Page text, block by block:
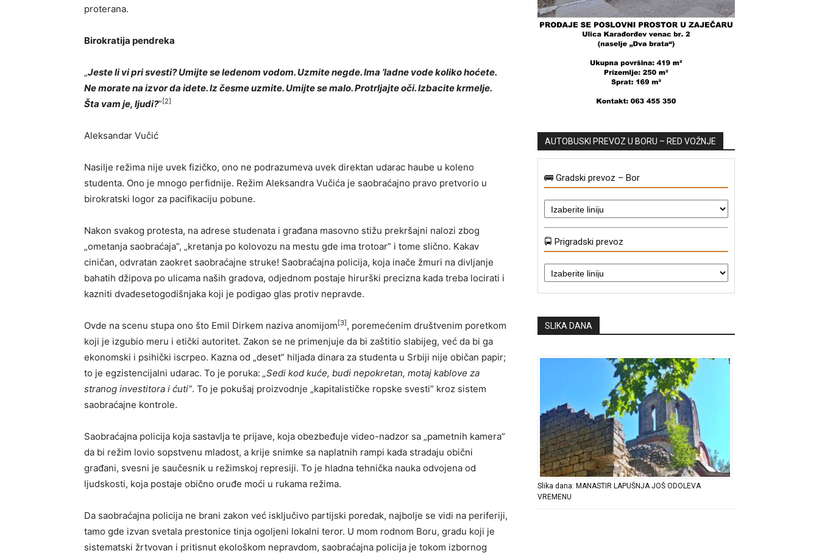
proterana.
Birokratija pendreka
„Jeste li vi pri svesti? Umijte se ledenom vodom. Uzmite negde. Ima ’ladne vode koliko hoćete.
Ne morate na izvor da idete. Iz česme uzmite. Umijte se malo. Protrljajte oči. Izbacite krmelje.
Šta vam je, ljudi?” [2]
Aleksandar Vučić
Nasilje režima nije uvek fizičko, ono ne podrazumeva uvek direktan udarac haube u koleno
studenta. Ono je mnogo perfidnije. Režim Aleksandra Vučića je saobraćajno pravo pretvorio u
birokratski logor za pacifikaciju pobune.
Nakon svakog protesta, na adrese studenata i građana masovno stižu prekršajni nalozi zbog
„ometanja saobraćaja”, „kretanja po kolovozu na mestu gde ima trotoar” i tome slično. Kakav
ciničan, odvratan zaokret saobraćajne struke! Saobraćajna policija, koja inače žmuri na divljanje
bahatih džipova po ulicama naših gradova, odjednom postaje hirurški precizna kada treba locirati i
kazniti dvadesetogodišnjaka koji je podigao glas protiv nepravde.
Ovde na scenu stupa ono što Emil Dirkem naziva anomijom [3] , poremećenim društvenim poretkom
koji je izgubio meru i etički autoritet. Zakon se ne primenjuje da bi zaštitio slabijeg, već da bi ga
ekonomski i psihički iscrpeo. Kazna od „deset” hiljada dinara za studenta u Srbiji nije običan papir;
to je egzistencijalni udarac. To je poruka: „Sedi kod kuće, budi nepokretan, motaj kablove za
stranog investitora i ćuti”. To je pokušaj proizvodnje „kapitalističke ropske svesti” kroz sistem
saobraćajne kontrole.
Saobraćajna policija koja sastavlja te prijave, koja obezbeđuje video-nadzor sa „pametnih kamera”
da bi režim lovio sopstvenu mladost, a krije snimke sa naplatnih rampi kada stradaju obični
građani, svesni je saučesnik u režimskoj represiji. To je hladna tehnička nauka odvojena od
ljudskosti, koja postaje obično oruđe moći u rukama režima.
Da saobraćajna policija ne brani zakon već isključivo partijski poredak, najbolje se vidi na periferiji,
tamo gde izvan svetala prestonice tinja ogoljeni lokalni teror. U mom rodnom Boru, gradu koji je
sistematski žrtvovan i pritisnut ekološkom nepravdom, saobraćajna policija je tokom izbornog
AUTOBUSKI PREVOZ U BORU – RED VOŽNJE
🚌 Gradski prevoz – Bor
🚍 Prigradski prevoz
SLIKA DANA
Slika dana: MANASTIR LAPUŠNJA JOŠ ODOLEVA
VREMENU